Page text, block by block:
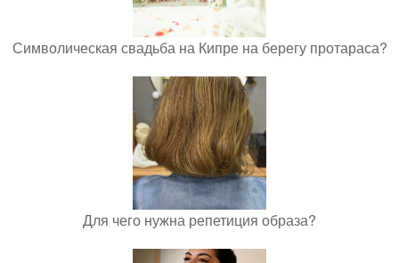
Символическая свадьба на Кипре на берегу протараса?
Для чего нужна репетиция образа?